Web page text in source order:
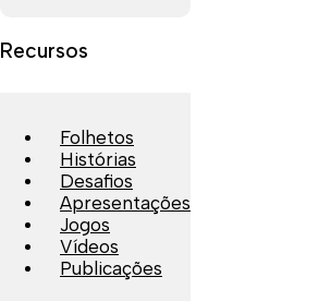
Recursos
Folhetos
Histórias
Desafios
Apresentações
Jogos
Vídeos
Publicações